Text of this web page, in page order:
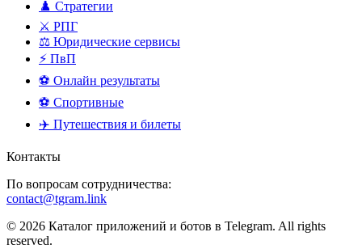
♟️ Стратегии
⚔️ РПГ
⚖️ Юридические сервисы
⚡ ПвП
⚽ Онлайн результаты
⚽ Спортивные
✈️ Путешествия и билеты
Контакты
По вопросам сотрудничества:
contact@tgram.link
© 2026 Каталог приложений и ботов в Telegram. All rights
reserved.